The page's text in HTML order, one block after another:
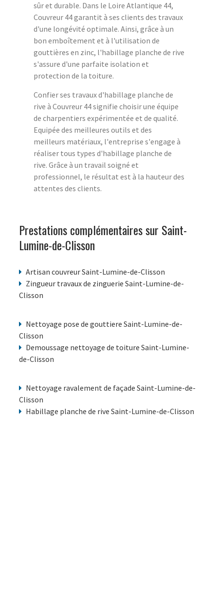
sûr et durable. Dans le Loire Atlantique 44,
Couvreur 44 garantit à ses clients des travaux
d'une longévité optimale. Ainsi, grâce à un
bon emboîtement et à l'utilisation de
gouttières en zinc, l'habillage planche de rive
s'assure d'une parfaite isolation et
protection de la toiture.
Confier ses travaux d'habillage planche de
rive à Couvreur 44 signifie choisir une équipe
de charpentiers expérimentée et de qualité.
Equipée des meilleures outils et des
meilleurs matériaux, l'entreprise s'engage à
réaliser tous types d'habillage planche de
rive. Grâce à un travail soigné et
professionnel, le résultat est à la hauteur des
attentes des clients.
Prestations complémentaires sur Saint-
Lumine-de-Clisson
Artisan couvreur Saint-Lumine-de-Clisson
Zingueur travaux de zinguerie Saint-Lumine-de-
Clisson
Nettoyage pose de gouttiere Saint-Lumine-de-
Clisson
Demoussage nettoyage de toiture Saint-Lumine-
de-Clisson
Nettoyage ravalement de façade Saint-Lumine-de-
Clisson
Habillage planche de rive Saint-Lumine-de-Clisson